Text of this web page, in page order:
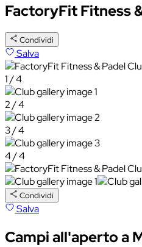
FactoryFit Fitness
Condividi
Salva
1 / 4
2 / 4
3 / 4
4 / 4
Condividi
Salva
Campi all'aperto a